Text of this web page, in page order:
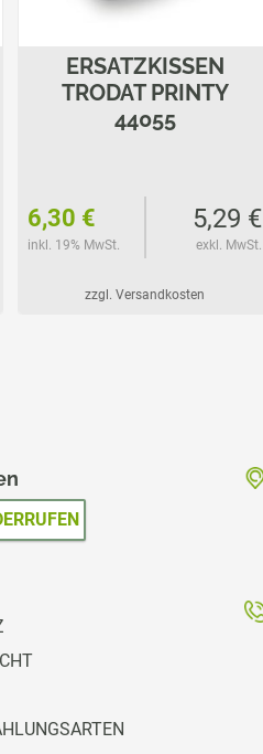
ERSATZKISSEN
TRODAT PRINTY
44055
6,30 €
inkl. 19% MwSt.
5,29 €
exkl. MwSt.
zzgl. Versandkosten